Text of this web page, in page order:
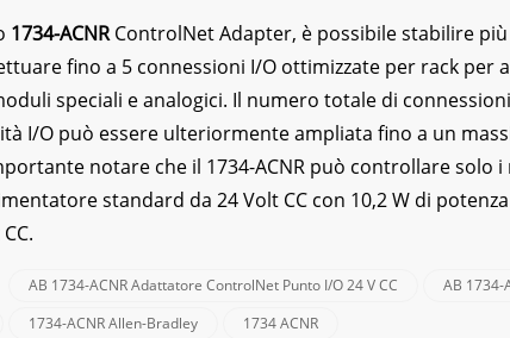
1734-ACNRControlNet Adapter, è possibile stabilire
fino a 5 connessioni I/O ottimizzate per rack
speciali e analogici. Il numero totale di
I/O può essere ulteriormente ampliata fino a un
notare che il 1734-ACNR può controllare
standard da 24 Volt CC con 10,2 W di
AB 1734-ACNR Adattatore ControlNet Punto I/O 24 V CC AB 1734-
1734-ACNR Allen-Bradley 1734 ACNR